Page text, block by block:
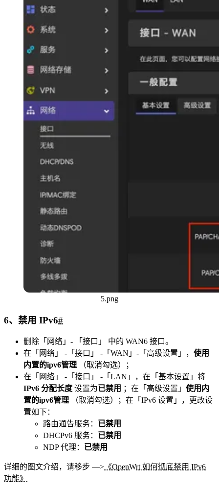
5.png
6、禁用 IPv6#
删除「网络」- 「接口」 中的 WAN6 接口。
在「网络」 -「接口」 -「WAN」-「高级设置」， 使用
内置的ipv6管理 （取消勾选）；
在「网络」 -「接口」 -「LAN」，在「基本设置」将
IPv6 分配长度 设置为已禁用 ；在「高级设置」 使用内
置的ipv6管理 （取消勾选）；在「IPv6 设置」，更改设
置如下：
路由通告服务： 已禁用
DHCPv6 服务： 已禁用
NDP 代理： 已禁用
详细的图文介绍，请移步 —> 《OpenWrt 如何彻底禁用 IPv6
功能》